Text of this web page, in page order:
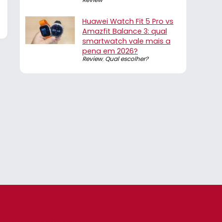
Huawei Watch Fit 5 Pro vs
Amazfit Balance 3: qual
smartwatch vale mais a
pena em 2026?
Review, Qual escolher?